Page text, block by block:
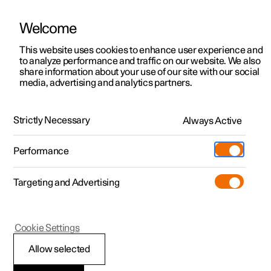
Polestar 2
Polestar 3
Polestar 4
Pre-owned
Shop
Meer
Testrit
Aanbiedingen voor
Testrit
Aanbiedingen voor
Polestar 4 coupé
Ontdek Polestar 4
Testrit
Bekijk onze stockwagens
Aanbiedingen voor
Ontdek Polestar 5
Over pre-owned
Pre-owned aanbiedingen
Aanbiedingen voor particulieren
Aanbiedingen voor
professionelen
Bekijk onze stockwagens
Configureer
Pre-owned
Testrit
Additionals
(Opent in een nieuw venster)
Experiences
Ontmoet ons
Servicepunten
Opladen
Support
HandleidingVideogalerijSoftware-updates
Buitenverlichting
Polestar 2
Stadslichten
Welcome
This website uses cookies to enhance user experience and
to analyze performance and traffic on our website. We also
share information about your use of our site with our social
media, advertising and analytics partners.
Strictly Necessary Always Active
Performance
Targeting and Advertising
Allow selected
Cookie Settings